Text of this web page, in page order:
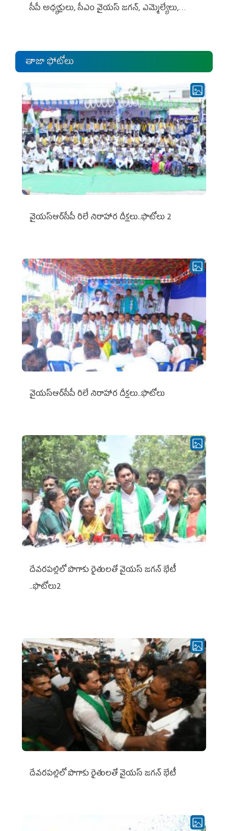
సీపీ అధ్య‌క్షులు, సీఎం వైయ‌స్ జ‌గ‌న్, ఎమ్మెల్యేలు,
తాజా ఫోటోలు
వైయ‌స్ఆర్‌సీపీ రిలే నిరాహార దీక్షలు..ఫొటోలు 2
వైయ‌స్ఆర్‌సీపీ రిలే నిరాహార దీక్షలు..ఫొటోలు
దేవరపల్లిలో పొగాకు రైతులతో వైయస్ జగన్ భేటీ
..ఫొటోలు2
దేవరపల్లిలో పొగాకు రైతులతో వైయస్ జగన్ భేటీ